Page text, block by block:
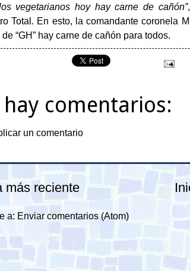
vegetarianos hoy hay carne de cañón”
Total. En esto, la comandante coronela
“GH” hay carne de cañón para todos.
hay comentarios:
un comentario
más reciente
a: Enviar comentarios (Atom)